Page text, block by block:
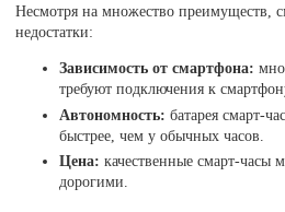
Несмотря на множество преимуществ,
недостатки:
Зависимость от смартфона:
требуют подключения к
Автономность: батарея смарт-
быстрее, чем у обычных часов.
Цена: качественные смарт-часы
дорогими.